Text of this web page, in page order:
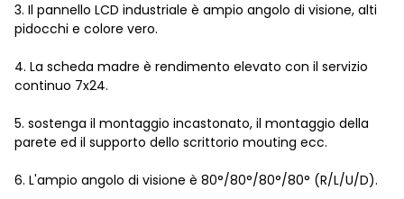
3. Il pannello LCD industriale è ampio angolo di visione, alti
pidocchi e colore vero.
4. La scheda madre è rendimento elevato con il servizio
continuo 7x24.
5. sostenga il montaggio incastonato, il montaggio della
parete ed il supporto dello scrittorio mouting ecc.
6. L'ampio angolo di visione è 80°/80°/80°/80° (R/L/U/D).